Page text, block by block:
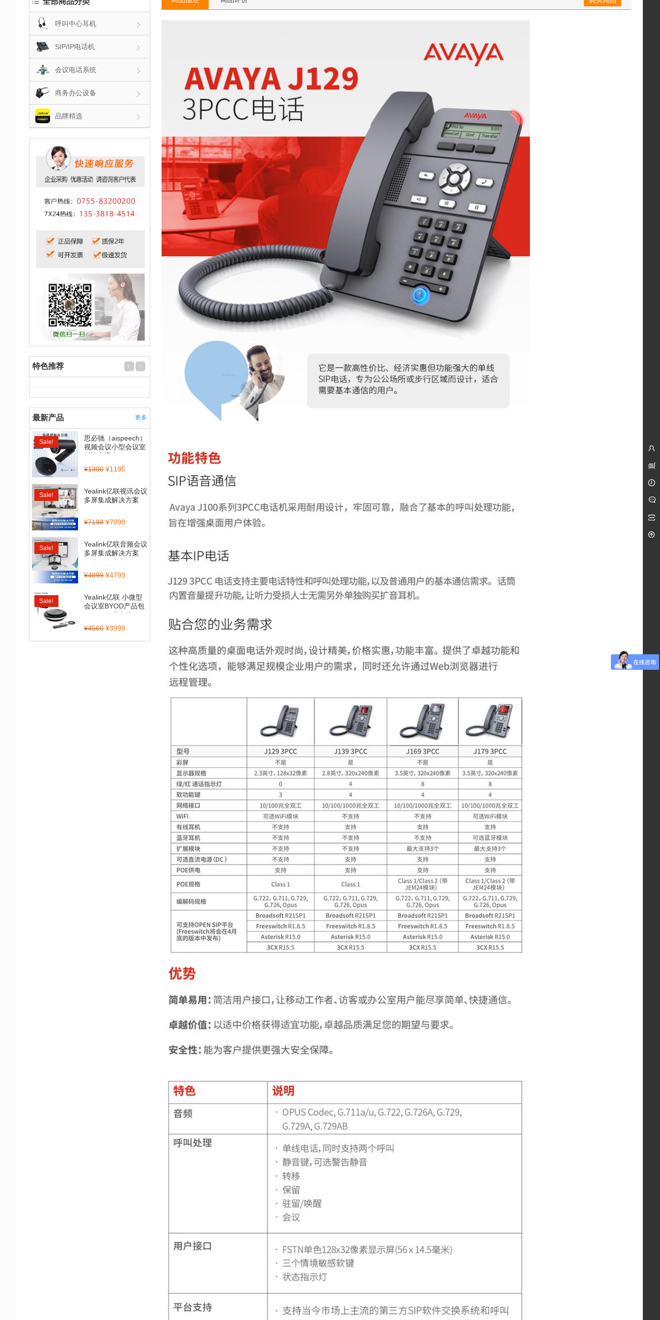
呼叫中心耳机
SIP/IP电话机
会议电话系统
商务办公设备
品牌精选
特色推荐
最新产品 更多
Sale!
思必驰（aispeech）
视频会议小型会议室
解决方案套...
¥1300 ¥1195
Sale!
Yealink亿联视讯会议
多屏集成解决方案
¥7198 ¥7098
Sale!
Yealink亿联音频会议
多屏集成解决方案
（CP700全向...
¥4899 ¥4799
Sale!
Yealink亿联 小微型
会议室BYOD产品包
（CP900全向麦...
¥4560 ¥3999